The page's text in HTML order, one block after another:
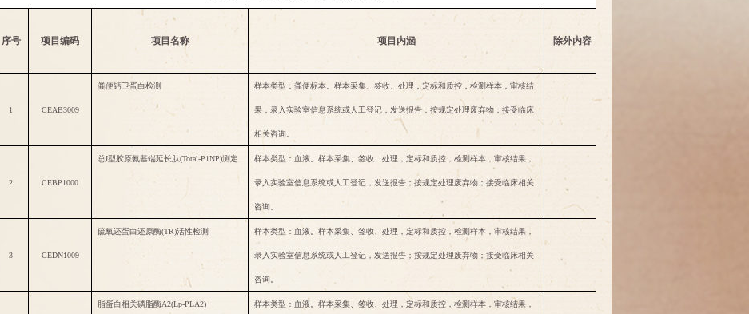
序号 项目编码 项目名称 项目内涵 除外内容
1 CEAB3009
粪便钙卫蛋白检测 样本类型：粪便标本。样本采集、签收、处理，定标和质控，检测样本，审核结
果，录入实验室信息系统或人工登记，发送报告；按规定处理废弃物；接受临床
相关咨询。
2 CEBP1000
总I型胶原氨基端延长肽(Total-P1NP)测定 样本类型：血液。样本采集、签收、处理，定标和质控，检测样本，审核结果，
录入实验室信息系统或人工登记，发送报告；按规定处理废弃物；接受临床相关
咨询。
3 CEDN1009
硫氧还蛋白还原酶(TR)活性检测 样本类型：血液。样本采集、签收、处理，定标和质控，检测样本，审核结果，
录入实验室信息系统或人工登记，发送报告；按规定处理废弃物；接受临床相关
咨询。
脂蛋白相关磷脂酶A2(Lp-PLA2) 样本类型：血液。样本采集、签收、处理，定标和质控，检测样本，审核结果，